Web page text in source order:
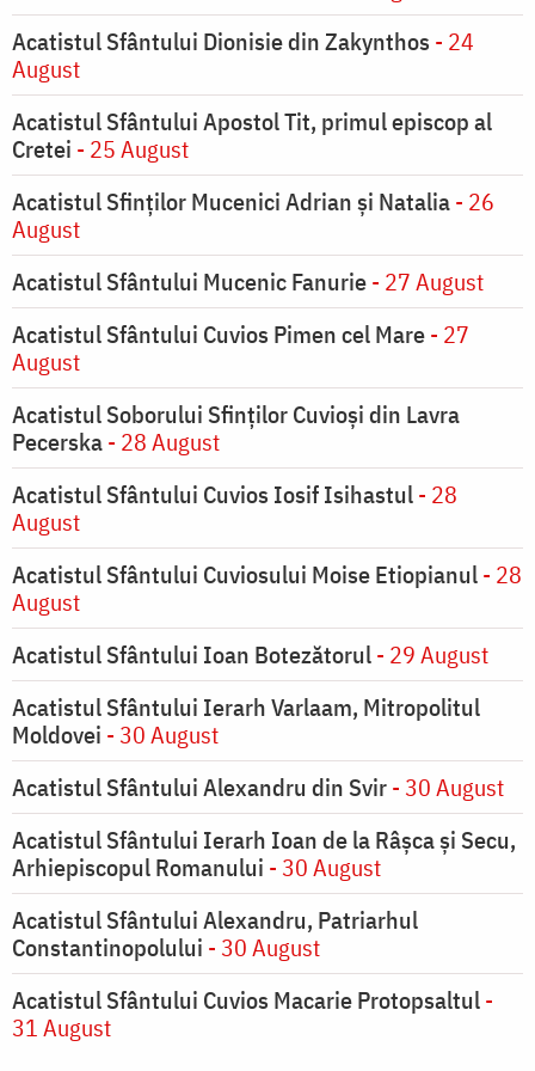
Acatistul Sfântului Dionisie din Zakynthos - 24
August
Acatistul Sfântului Apostol Tit, primul episcop al
Cretei - 25 August
Acatistul Sfinților Mucenici Adrian și Natalia- 26
August
Acatistul Sfântului Mucenic Fanurie- 27 August
Acatistul Sfântului Cuvios Pimen cel Mare- 27
August
Acatistul Soborului Sfinților Cuvioși din Lavra
Pecerska- 28 August
Acatistul Sfântului Cuvios Iosif Isihastul- 28
August
Acatistul Sfântului Cuviosului Moise Etiopianul- 28
August
Acatistul Sfântului Ioan Botezătorul- 29 August
Acatistul Sfântului Ierarh Varlaam, Mitropolitul
Moldovei - 30 August
Acatistul Sfântului Alexandru din Svir- 30 August
Acatistul Sfântului Ierarh Ioan de la Râşca şi Secu,
Arhiepiscopul Romanului - 30 August
Acatistul Sfântului Alexandru, Patriarhul
Constantinopolului - 30 August
Acatistul Sfântului Cuvios Macarie Protopsaltul-
31 August